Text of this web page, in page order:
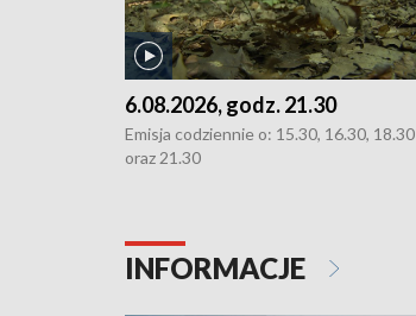
6.08.2026, godz. 21.30
Emisja codziennie o: 15.30, 16.30, 18.30
oraz 21.30
INFORMACJE